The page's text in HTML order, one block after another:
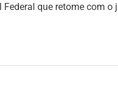
Federal que retome com o